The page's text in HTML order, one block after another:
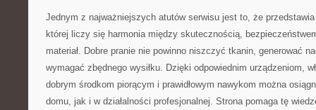
Jednym z najważniejszych atutów serwisu jest to, że
której liczy się harmonia między skutecznością,
materiał. Dobre pranie nie powinno niszczyć tkanin, generować
wymagać zbędnego wysiłku. Dzięki odpowiednim urządzeniom,
dobrym środkom piorącym i prawidłowym nawykom można
domu, jak i w działalności profesjonalnej. Strona pomaga tę